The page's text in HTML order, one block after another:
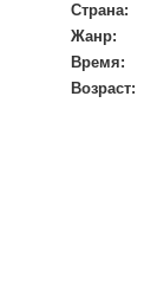
Страна:
Жанр:
Время:
Возраст: